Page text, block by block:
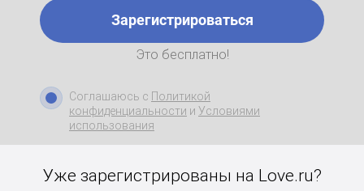
Зарегистрироваться
Это бесплатно!
Соглашаюсь с Политикой
конфиденциальности и Условиями
использования
Уже зарегистрированы на Love.ru?